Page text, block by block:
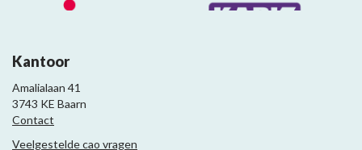
Kantoor
Amalialaan 41
3743 KE Baarn
Contact
Veelgestelde cao vragen